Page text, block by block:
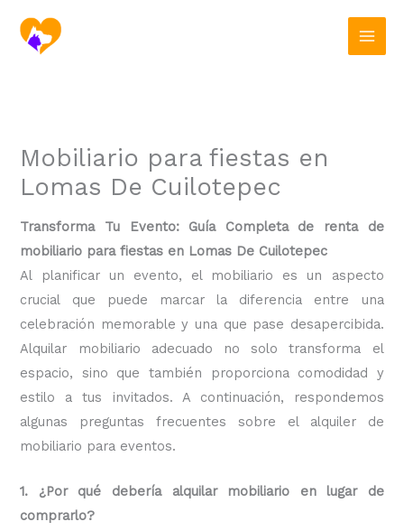
contenido
Mobiliario para fiestas en
Lomas De Cuilotepec
Transforma Tu Evento: Guía Completa de renta de
mobiliario para fiestas en Lomas De Cuilotepec
Al planificar un evento, el mobiliario es un aspecto
crucial que puede marcar la diferencia entre una
celebración memorable y una que pase desapercibida.
Alquilar mobiliario adecuado no solo transforma el
espacio, sino que también proporciona comodidad y
estilo a tus invitados. A continuación, respondemos
algunas preguntas frecuentes sobre el alquiler de
mobiliario para eventos.
1. ¿Por qué debería alquilar mobiliario en lugar de
comprarlo?